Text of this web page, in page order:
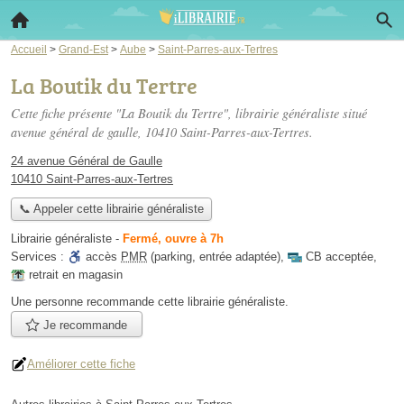
Accueil > Grand-Est > Aube > Saint-Parres-aux-Tertres
La Boutik du Tertre
Cette fiche présente "La Boutik du Tertre", librairie généraliste situé
avenue général de gaulle, 10410 Saint-Parres-aux-Tertres.
24 avenue Général de Gaulle
10410 Saint-Parres-aux-Tertres
📞 Appeler cette librairie généraliste
Librairie généraliste - Fermé, ouvre à 7h
Services :
accès PMR (parking, entrée adaptée), CB acceptée,
retrait en magasin
Une personne recommande cette librairie généraliste.
Je recommande
Améliorer cette fiche